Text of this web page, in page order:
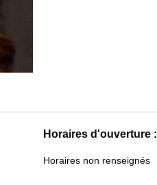
Horaires d'ouverture :
Horaires non renseignés